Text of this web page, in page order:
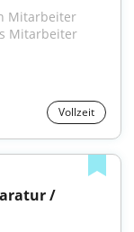
Mitarbeiter
Mitarbeiter
Vollzeit
/